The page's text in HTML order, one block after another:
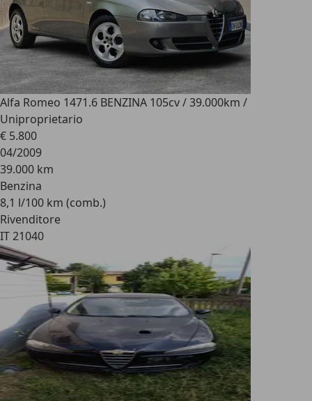
Alfa Romeo 1471.6 BENZINA 105cv / 39.000km /
Uniproprietario
€ 5.800
04/2009
39.000 km
Benzina
8,1 l/100 km (comb.)
Rivenditore
IT 21040